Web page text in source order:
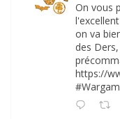
On vous
on va
des
https://